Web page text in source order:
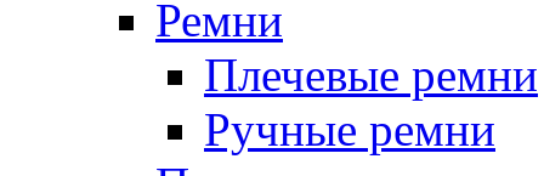
Ремни
Плечевые ремни
Ручные ремни